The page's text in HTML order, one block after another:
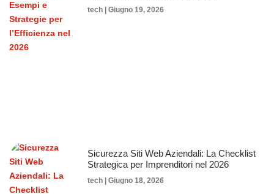
tech Giugno 19, 2026
Sicurezza Siti Web Aziendali: La Checklist
Strategica per Imprenditori nel 2026
tech Giugno 18, 2026